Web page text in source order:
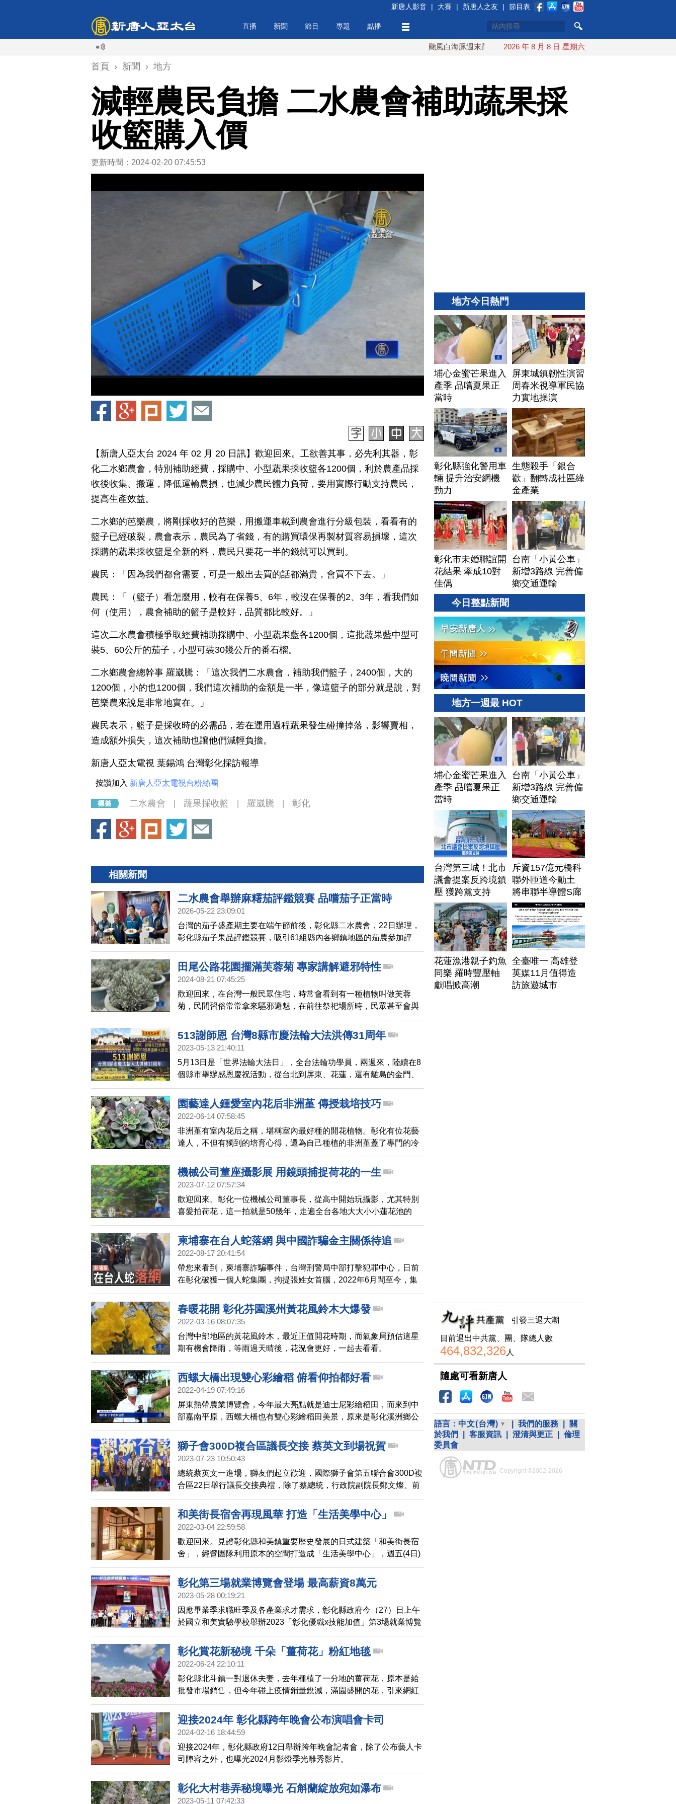
新唐人影音 | 大賽 | 新唐人之友 | 節目表
直播 新聞 節目 專題 點播
颱風白海豚週末最接近台灣 最快9日可能登陸中國 台灣漢光首結合城鎮演習
2026 年 8 月 8 日 星期六
首頁 › 新聞 › 地方
減輕農民負擔 二水農會補助蔬果採
收籃購入價
更新時間：2024-02-20 07:45:53
【新唐人亞太台 2024 年 02 月 20 日訊】歡迎回來。工欲善其事，必先利其器，彰
化二水鄉農會，特別補助經費，採購中、小型蔬果採收籃各1200個，利於農產品採
收後收集、搬運，降低運輸農損，也減少農民體力負荷，要用實際行動支持農民，
提高生產效益。
二水鄉的芭樂農，將剛採收好的芭樂，用搬運車載到農會進行分級包裝，看看有的
籃子已經破裂，農會表示，農民為了省錢，有的購買環保再製材質容易損壞，這次
採購的蔬果採收籃是全新的料，農民只要花一半的錢就可以買到。
農民：「因為我們都會需要，可是一般出去買的話都滿貴，會買不下去。」
農民：「（籃子）看怎麼用，較有在保養5、6年，較沒在保養的2、3年，看我們如
何（使用），農會補助的籃子是較好，品質都比較好。」
這次二水農會積極爭取經費補助採購中、小型蔬果藍各1200個，這批蔬果藍中型可
裝5、60公斤的茄子，小型可裝30幾公斤的番石榴。
二水鄉農會總幹事 羅崴騰：「這次我們二水農會，補助我們籃子，2400個，大的
1200個，小的也1200個，我們這次補助的金額是一半，像這籃子的部分就是說，對
芭樂農來說是非常地實在。」
農民表示，籃子是採收時的必需品，若在運用過程蔬果發生碰撞掉落，影響賣相，
造成額外損失，這次補助也讓他們減輕負擔。
新唐人亞太電視 葉錫鴻 台灣彰化採訪報導
按讚加入 新唐人亞太電視台粉絲團
二水農會 蔬果採收籃 羅崴騰 彰化
相關新聞
二水農會舉辦麻糬茄評鑑競賽 品嚐茄子正當時
2026-05-22 23:09:01
台灣的茄子盛產期主要在端午節前後，彰化縣二水農會，22日辦理，
彰化縣茄子果品評鑑競賽，吸引61組縣內各鄉鎮地區的茄農參加評
鑑，更邀請主廚現場示範各式創意茄子料理，透過鏡頭一起去看看。
田尾公路花園擺滿芙蓉菊 專家講解避邪特性
2024-08-21 07:45:25
歡迎回來，在台灣一般民眾住宅，時常會看到有一種植物叫做芙蓉
菊，民間習俗常常拿來驅邪避魅，在前往祭祀場所時，民眾甚至會與
抹草一起放在身上。尤其在黃曆7月，在花鄉田尾成了熱門商品，到底
它的特性與用法怎樣才正確，聽聽專家們的說法。
513謝師恩 台灣8縣市慶法輪大法洪傳31周年
2023-05-13 21:40:11
5月13日是「世界法輪大法日」，全台法輪功學員，兩週來，陸續在8
個縣市舉辦感恩慶祝活動，從台北到屏東、花蓮，還有離島的金門、
澎湖，他們分享修煉真善忍的美好，慶祝法輪大法洪傳世界31周年。
園藝達人鍾愛室內花后非洲堇 傳授栽培技巧
2022-06-14 07:58:45
非洲堇有室內花后之稱，堪稱室內最好種的開花植物。彰化有位花藝
達人，不但有獨到的培育心得，還為自己種植的非洲堇蓋了專門的冷
氣房，帶您聽到她為何對非洲堇情有獨鍾。
機械公司董座攝影展 用鏡頭捕捉荷花的一生
2023-07-12 07:57:34
歡迎回來。彰化一位機械公司董事長，從高中開始玩攝影，尤其特別
喜愛拍荷花，這一拍就是50幾年，走遍全台各地大大小小蓮花池的
他，用鏡頭捕捉荷花的一生，這次特別從數萬張中選出37張作品，7
月11日到30日將在員林市圖書館展出，不藏私的他將在第三場展出
後，捐出35張作品給慈善機構，讓作品永久流傳。
柬埔寨在台人蛇落網 與中國詐騙金主關係待追
2022-08-17 20:41:54
帶您來看到，柬埔寨詐騙事件，台灣刑警局中部打擊犯罪中心，日前
在彰化破獲一個人蛇集團，拘提張姓女首腦，2022年6月間至今，集
團已誘騙2名被害人出國，另5名被害人則因檢警即時查獲，而尚未出
境。警界人士表示，柬埔寨西港的詐騙集團，背後都有中國金主，而
台灣幫派與人蛇集團在這起龐大詐騙網路中的角色，也受到關注。
春暖花開 彰化芬園溪州黃花風鈴木大爆發
2022-03-16 08:07:35
台灣中部地區的黃花風鈴木，最近正值開花時期，而氣象局預估這星
期有機會降雨，等雨過天晴後，花況會更好，一起去看看。
西螺大橋出現雙心彩繪稻 俯看仰拍都好看
2022-04-19 07:49:16
屏東熱帶農業博覽會，今年最大亮點就是迪士尼彩繪稻田，而來到中
部嘉南平原，西螺大橋也有雙心彩繪稻田美景，原來是彰化溪洲鄉公
所、經濟部第四河川局，為了推廣米食，邀請水尾村社區發展協會種
下的，吸引許多民眾來拍照打卡。
獅子會300D複合區議長交接 蔡英文到場祝賀
2023-07-23 10:50:43
總統蔡英文一進場，獅友們起立歡迎，國際獅子會第五聯合會300D複
合區22日舉行議長交接典禮，除了蔡總統，行政院副院長鄭文燦、前
內政部部長徐國勇等人也都受邀出席。
和美街長宿舍再現風華 打造「生活美學中心」
2022-03-04 22:59:58
歡迎回來。見證彰化縣和美鎮重要歷史發展的日式建築「和美街長宿
舍」，經營團隊利用原本的空間打造成「生活美學中心」，週五(4日)
舉行開幕儀式，吸引許多在地鄉親和貴賓參加，現場相當熱鬧。一起
去看看。
彰化第三場就業博覽會登場 最高薪資8萬元
2023-05-28 00:19:21
因應畢業季求職旺季及各產業求才需求，彰化縣政府今（27）日上午
於國立和美實驗學校舉辦2023「彰化優職x技能加值」第3場就業博覽
會，邀請36家以上廠商參與徵才，提供1,000個以上工作機會，最高薪
資上看新臺幣8萬元。
彰化賞花新秘境 千朵「薑荷花」粉紅地毯
2022-06-24 22:10:11
彰化縣北斗鎮一對退休夫妻，去年種植了一分地的薑荷花，原本是給
批發市場銷售，但今年碰上疫情銷量銳減，滿園盛開的花，引來網紅
拍照打卡。國會議員謝衣鳳，也專程來買花，充當一日網紅，幫農民
行銷。
迎接2024年 彰化縣跨年晚會公布演唱會卡司
2024-02-16 18:44:59
迎接2024年，彰化縣政府12日舉辦跨年晚會記者會，除了公布藝人卡
司陣容之外，也曝光2024月影燈季光雕秀影片。
彰化大村巷弄秘境曝光 石斛蘭綻放宛如瀑布
2023-05-11 07:42:33
地方今日熱門
埔心金蜜芒果進入
產季 品嚐夏果正
當時
屏東城鎮韌性演習
周春米視導軍民協
力實地操演
彰化縣強化警用車
輛 提升治安網機
動力
生態殺手「銀合
歡」翻轉成社區綠
金產業
彰化市未婚聯誼開
花結果 牽成10對
佳偶
台南「小黃公車」
新增3路線 完善偏
鄉交通運輸
今日整點新聞
地方一週最 HOT
埔心金蜜芒果進入
產季 品嚐夏果正
當時
台南「小黃公車」
新增3路線 完善偏
鄉交通運輸
台灣第三城！北市
議會提案反跨境鎮
壓 獲跨黨支持
斥資157億元橋科
聯外匝道今動土
將串聯半導體S廊
帶
花蓮漁港親子釣魚
同樂 羅時豐壓軸
獻唱掀高潮
全臺唯一 高雄登
英媒11月值得造
訪旅遊城市
引發三退大潮
目前退出中共黨、團、隊總人數
464,832,326人
隨處可看新唐人
語言： 中文(台灣) 我們的服務
關
於我們
客服資訊 澄清與更正
倫理
委員會
Copyright ©2002-2026